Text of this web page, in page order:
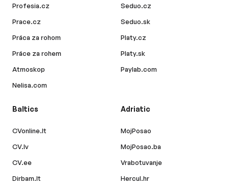
Profesia.cz
Prace.cz
Práca za rohom
Práce za rohem
Atmoskop
Nelisa.com
Seduo.cz
Seduo.sk
Platy.cz
Platy.sk
Paylab.com
Baltics
CVonline.lt
CV.lv
CV.ee
Dirbam.lt
Adriatic
MojPosao
MojPosao.ba
Vrabotuvanje
Hercul.hr